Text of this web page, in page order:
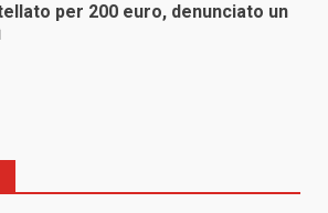
per 200 euro, denunciato un